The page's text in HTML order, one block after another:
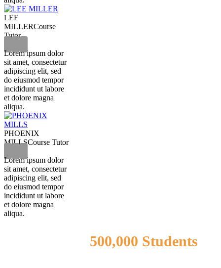
LEE
MILLERCourse
Tutor
Lorem ipsum dolor
sit amet, consectetur
adipiscing elit, sed
do eiusmod tempor
incididunt ut labore
et dolore magna
aliqua.
PHOENIX
MILLSCourse Tutor
Lorem ipsum dolor
sit amet, consectetur
adipiscing elit, sed
do eiusmod tempor
incididunt ut labore
et dolore magna
aliqua.
500,000 Students